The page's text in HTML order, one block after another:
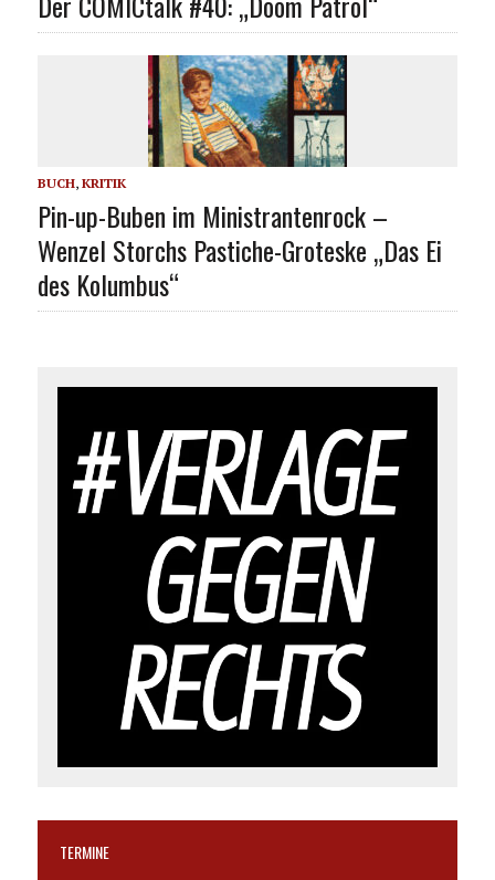
BUCH, KRITIK
Pin-up-Buben im Ministrantenrock –
Wenzel Storchs Pastiche-Groteske „Das Ei
des Kolumbus“
TERMINE